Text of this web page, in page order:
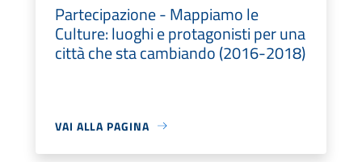
Partecipazione - Mappiamo le
Culture: luoghi e protagonisti per una
città che sta cambiando (2016-2018)
VAI ALLA PAGINA